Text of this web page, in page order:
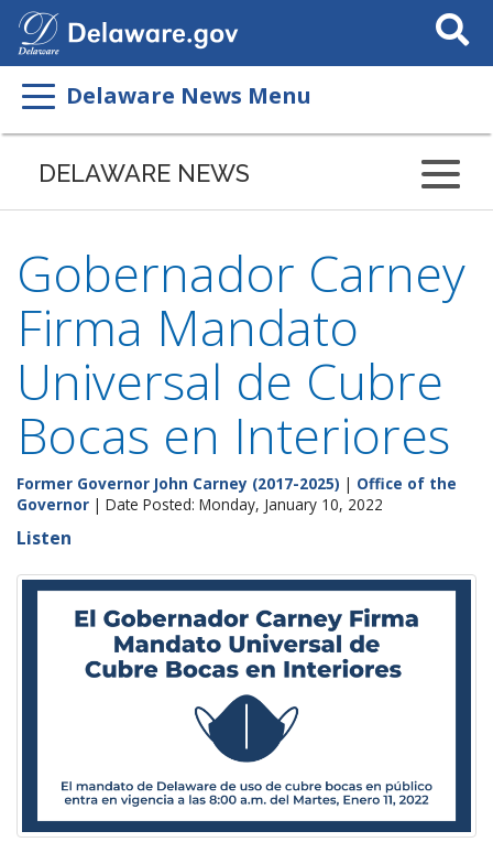
Search
This
Delaware News Menu
DELAWARE NEWS
Gobernador Carney
Firma Mandato
Universal de Cubre
Bocas en Interiores
Former Governor John Carney (2017-2025) | Office of the
Governor | Date Posted: Monday, January 10, 2022
Listen